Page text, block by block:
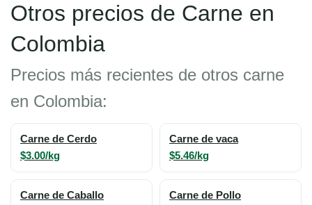
Otros precios de Carne en
Colombia
Precios más recientes de otros carne
en Colombia:
Carne de Cerdo
$3.00/kg
Carne de vaca
$5.46/kg
Carne de Caballo Carne de Pollo